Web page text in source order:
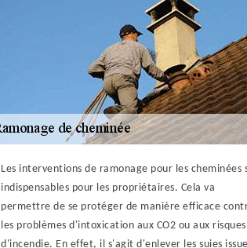
Les interventions de ramonage pour les cheminées
indispensables pour les propriétaires. Cela va
permettre de se protéger de manière efficace
les problèmes d'intoxication aux CO2 ou aux risques
d'incendie. En effet, il s'agit d'enlever les suies